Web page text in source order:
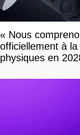
« Nous
officiellement à
physiques en